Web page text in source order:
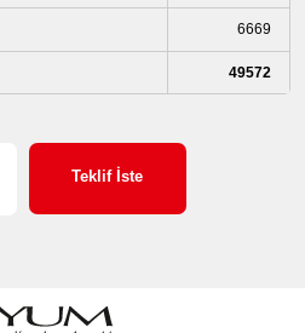
6669
49572
Teklif İste